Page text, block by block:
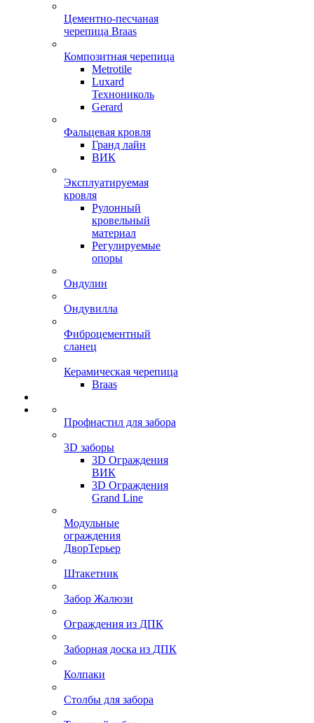
Цементно-песчаная
черепица Braas
Композитная черепица
Metrotile
Luxard
Технониколь
Gerard
Фальцевая кровля
Гранд лайн
ВИК
Эксплуатируемая
кровля
Рулонный
кровельный
материал
Регулируемые
опоры
Ондулин
Ондувилла
Фиброцементный
сланец
Керамическая черепица
Braas
Профнастил для забора
3D заборы
3D Ограждения
ВИК
3D Ограждения
Grand Line
Модульные
ограждения
ДворТерьер
Штакетник
Забор Жалюзи
Ограждения из ДПК
Заборная доска из ДПК
Колпаки
Столбы для забора